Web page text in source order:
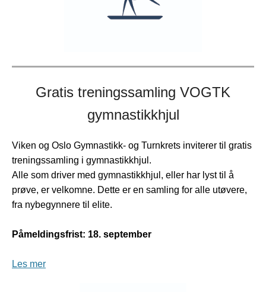
Gratis treningssamling VOGTK
gymnastikkhjul
Viken og Oslo Gymnastikk- og Turnkrets inviterer til gratis
treningssamling i gymnastikkhjul.
Alle som driver med gymnastikkhjul, eller har lyst til å
prøve, er velkomne. Dette er en samling for alle utøvere,
fra nybegynnere til elite.
Påmeldingsfrist: 18. september
Les mer